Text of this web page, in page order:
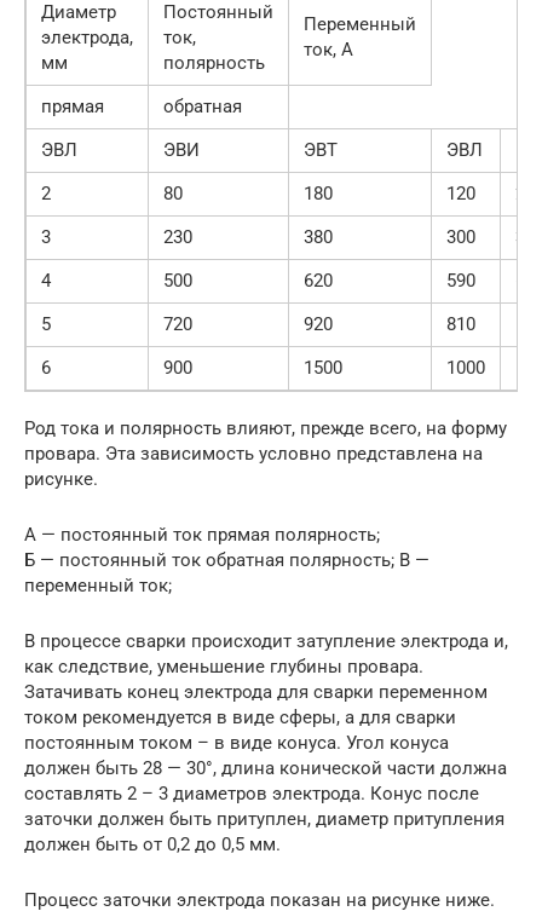
Диаметр
электрода,
мм
Постоянный
ток,
полярность
Переменный
ток, А
прямая
обратная
ЭВЛ
ЭВИ ЭВТ ЭВЛ
2
80 180 120
20
3
230 380 300
35
4
500 620 590
5
720 920 810
6
900 1500 1000
Род тока и полярность влияют, прежде всего, на форму
провара. Эта зависимость условно представлена на
рисунке.
А — постоянный ток прямая полярность;
Б — постоянный ток обратная полярность; В —
переменный ток;
В процессе сварки происходит затупление электрода и,
как следствие, уменьшение глубины провара.
Затачивать конец электрода для сварки переменном
током рекомендуется в виде сферы, а для сварки
постоянным током – в виде конуса. Угол конуса
должен быть 28 — 30°, длина конической части должна
составлять 2 – 3 диаметров электрода. Конус после
заточки должен быть притуплен, диаметр притупления
должен быть от 0,2 до 0,5 мм.
Процесс заточки электрода показан на рисунке ниже.